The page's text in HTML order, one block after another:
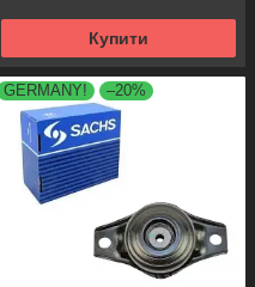
Купити
GERMANY! –20%